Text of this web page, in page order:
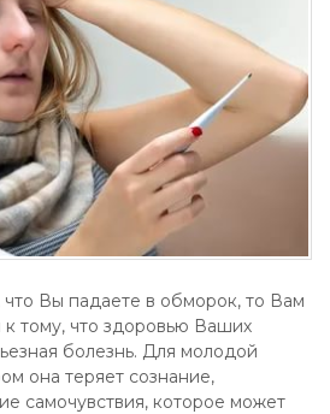
Вы падаете в обморок, то Вам
к тому, что здоровью Ваших
болезнь. Для молодой
она теряет сознание,
самочувствия, которое может